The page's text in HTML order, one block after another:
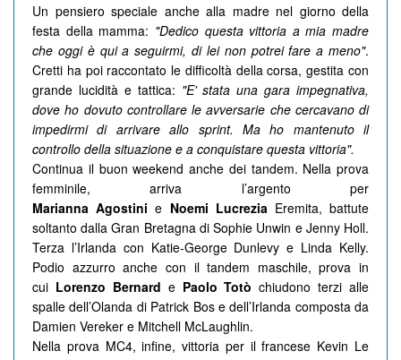
Un pensiero speciale anche alla madre nel giorno della
festa della mamma: "Dedico questa vittoria a mia madre
che oggi è qui a seguirmi, di lei non potrei fare a meno".
Cretti ha poi raccontato le difficoltà della corsa, gestita con
grande lucidità e tattica: "E' stata una gara impegnativa,
dove ho dovuto controllare le avversarie che cercavano di
impedirmi di arrivare allo sprint. Ma ho mantenuto il
controllo della situazione e a conquistare questa vittoria".
Continua il buon weekend anche dei tandem. Nella prova
femminile, arriva l’argento per
Marianna Agostini e Noemi Lucrezia Eremita, battute
soltanto dalla Gran Bretagna di Sophie Unwin e Jenny Holl.
Terza l’Irlanda con Katie-George Dunlevy e Linda Kelly.
Podio azzurro anche con il tandem maschile, prova in
cui Lorenzo Bernard e Paolo Totò chiudono terzi alle
spalle dell’Olanda di Patrick Bos e dell’Irlanda composta da
Damien Vereker e Mitchell McLaughlin.
Nella prova MC4, infine, vittoria per il francese Kevin Le